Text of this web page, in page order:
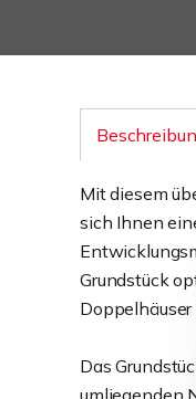
Mit diesem
sich Ihnen
Grundstück
Das
umliegenden